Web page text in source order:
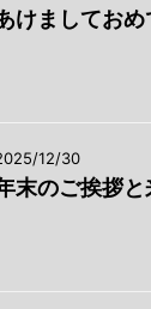
けましておめ
12/30
末のご挨拶